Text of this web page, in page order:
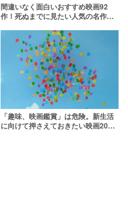
間違いなく面白いおすすめ映画92
作！死ぬまでに見たい人気の名作を
「趣味、映画鑑賞」は危険。新生活
に向けて押さえておきたい映画20選